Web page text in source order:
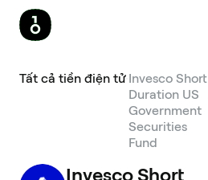
Tất cả tiền điện tử Invesco Short
Duration US
Government
Securities
Fund
Invesco Short